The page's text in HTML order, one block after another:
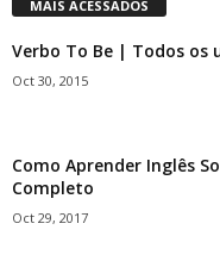
MAIS ACESSADOS
Verbo To Be | Todos os
Oct 30, 2015
Como Aprender Inglês
Completo
Oct 29, 2017